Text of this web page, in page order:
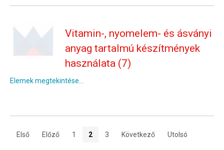
Vitamin-, nyomelem- és ásványi
anyag tartalmú készítmények
használata (7)
Elemek megtekintése...
Első Előző 1 2 3 Következő Utolsó